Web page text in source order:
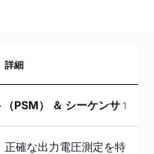
詳細
PSM） ＆ シーケンサ 1
正確な出力電圧測定を特